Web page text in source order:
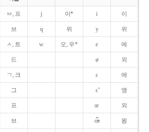
ㅂ, 프 j 이* i 이
브 ɥ 위 y 위
ㅅ, 트 w 오, 우* e 에
드 ø 외
ㄱ, 크 ɛ 에
그 ɛ̃ 앵
프 œ 외
브 욍